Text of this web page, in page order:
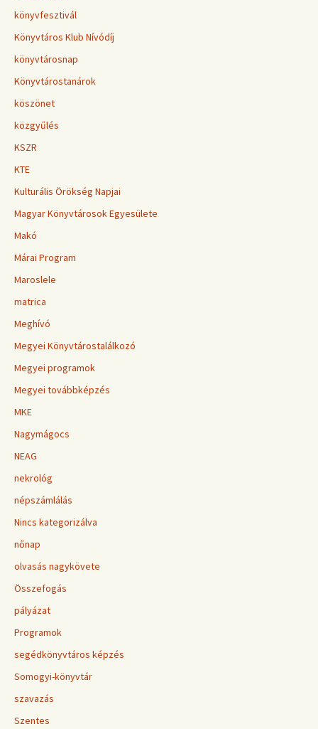
könyvfesztivál
Könyvtáros Klub Nívódíj
könyvtárosnap
Könyvtárostanárok
köszönet
közgyűlés
KSZR
KTE
Kulturális Örökség Napjai
Magyar Könyvtárosok Egyesülete
Makó
Márai Program
Maroslele
matrica
Meghívó
Megyei Könyvtárostalálkozó
Megyei programok
Megyei továbbképzés
MKE
Nagymágocs
NEAG
nekrológ
népszámlálás
Nincs kategorizálva
nőnap
olvasás nagykövete
Összefogás
pályázat
Programok
segédkönyvtáros képzés
Somogyi-könyvtár
szavazás
Szentes